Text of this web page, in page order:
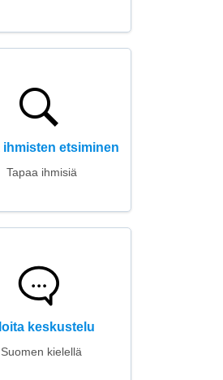
ihmisten etsiminen
Tapaa ihmisiä
keskustelu
Suomen kielellä